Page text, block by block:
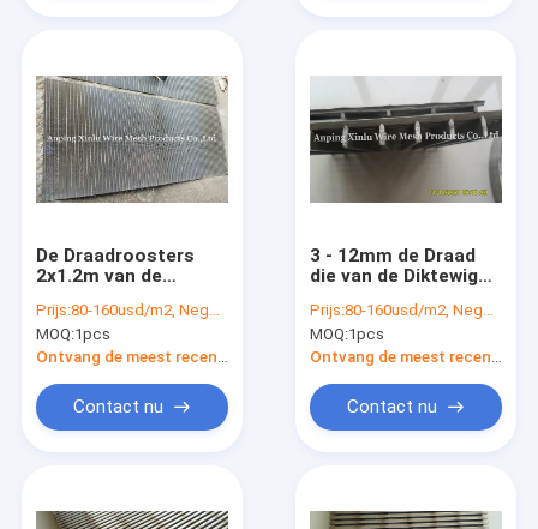
De Draadroosters
2x1.2m van de
Gelast Drogend
Materiaal
Prijs:80-160usd/m2, Negotiable according to the specification
MOQ:1pcs
Contact nu
3 - 12mm de Draad
die van de Diktewig
SS304L voor Filtratie
raspt
Prijs:80-160usd/m2, Negotiable according to the specification
MOQ:1pcs
Contact nu